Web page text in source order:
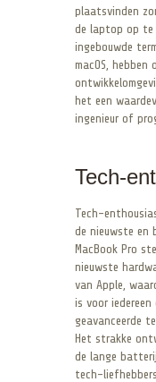
plaatsvinden
de laptop op te
ingebouwde
macOS,
het een
ingenieur of
Tech-
Tech-
de nieuwste en
MacBook Pro
nieuwste
van Apple,
is voor
geavanceerde
Het strakke
de lange
tech-